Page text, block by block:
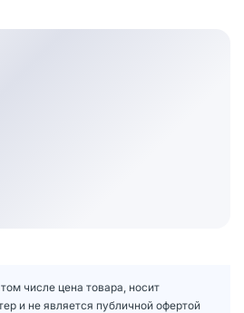
числе цена товара, носит
и не является публичной офертой